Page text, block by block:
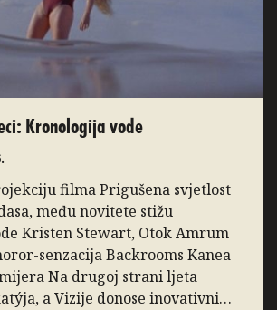
Kronologija vode
filma Prigušena svjetlost
među novitete stižu
Kristen Stewart, Otok Amrum
senzacija Backrooms Kanea
Na drugoj strani ljeta
a Vizije donose inovativni